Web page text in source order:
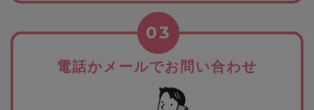
電話かメールでお問い合わせ
03